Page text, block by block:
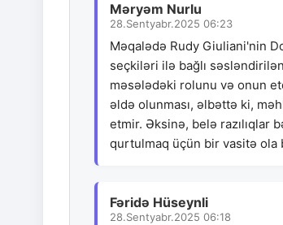
Məryəm Nurlu
28.Sentyabr.2025 06:23
Məqalədə Rudy Giuliani'nin
seçkiləri ilə bağlı
məsələdəki rolunu və onun
əldə olunması, əlbəttə ki,
etmir. Əksinə, belə razılıqlar
qurtulmaq üçün bir vasitə ola
Fəridə Hüseynli
28.Sentyabr.2025 06:18